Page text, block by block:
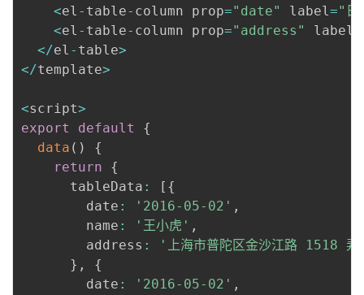
<el - table- column prop="date" label="日
<el - table- column prop="address" label
</el - table>
</template>
<script>
export
default
{
data ( )
{
return
{
      tableData
: [ {
        date
: '2016-05-02' ,
        name
: '王小虎' ,
        address
:
'上海市普陀区金沙江路 1518
} ,
{
        date
: '2016-05-02' ,